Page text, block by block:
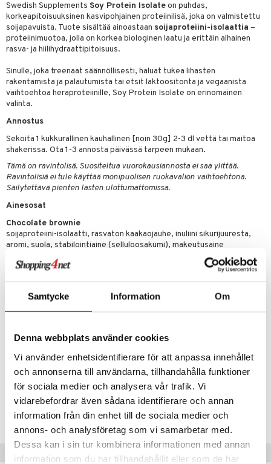
Samtycke Information Om
Denna webbplats använder cookies
Vi använder enhetsidentifierare för att anpassa innehållet
och annonserna till användarna, tillhandahålla funktioner
för sociala medier och analysera vår trafik. Vi
vidarebefordrar även sådana identifierare och annan
information från din enhet till de sociala medier och
annons- och analysföretag som vi samarbetar med.
Dessa kan i sin tur kombinera informationen med annan
information som du har tillhandahållit eller som de har
Swedish Supplements Soy Protein Isolateon puhdas,
korkeapitoisuuksinen kasvipohjainen proteiinilisä, joka on valmistettu
soijapavuista. Tuote sisältää ainoastaan soijaproteiini-isolaattia –
proteiinimuotoa, jolla on korkea biologinen laatu ja erittäin alhainen
rasva- ja hiilihydraattipitoisuus.
Sinulle, joka treenaat säännöllisesti, haluat tukea lihasten
rakentamista ja palautumista tai etsit laktoositonta ja vegaanista
vaihtoehtoa heraproteiinille, Soy Protein Isolate on erinomainen
valinta.
Annostus
Sekoita 1 kukkurallinen kauhallinen [noin 30g] 2-3 dl vettä tai maitoa
shakerissa. Ota 1-3 annosta päivässä tarpeen mukaan.
Tämä on ravintolisä. Suositeltua vuorokausiannosta ei saa ylittää.
Ravintolisiä ei tule käyttää monipuolisen ruokavalion vaihtoehtona.
Säilytettävä pienten lasten ulottumattomissa.
Ainesosat
Chocolate brownie
soijaproteiini-isolaatti, rasvaton kaakaojauhe, inuliini sikurijuuresta,
aromi, suola, stabilointiaine (selluloosakumi), makeutusaine
(aspartaami*, asesulfaami-K). *Sisältää fenyylialaniinin lähteen
Ravintoarvo per annos 30g
Rasva 0,6 g
-josta tyydyttynyttä rasvaa 0,3 g
-josta sokereita 0,4 g
Proteiini 22 g
Suola 0,97 g
Tuotenumero
FSLA7-U7-750
Suositut tuotteet